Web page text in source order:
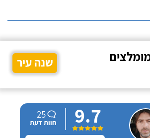
שנה עיר
9.7
25
חוות דעת